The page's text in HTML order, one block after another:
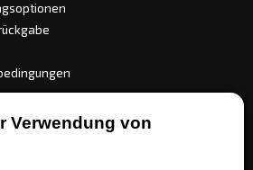
Verwendung von